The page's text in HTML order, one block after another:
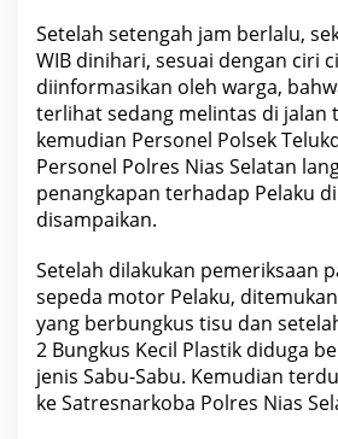
Setelah setengah jam berlalu,
WIB dinihari, sesuai dengan ciri
diinformasikan oleh warga,
terlihat sedang melintas di jalan
kemudian Personel Polsek
Personel Polres Nias Selatan
penangkapan terhadap Pelaku
disampaikan.
Setelah dilakukan pemeriksaan
sepeda motor Pelaku,
yang berbungkus tisu dan
2 Bungkus Kecil Plastik diduga
jenis Sabu-Sabu. Kemudian
ke Satresnarkoba Polres Nias